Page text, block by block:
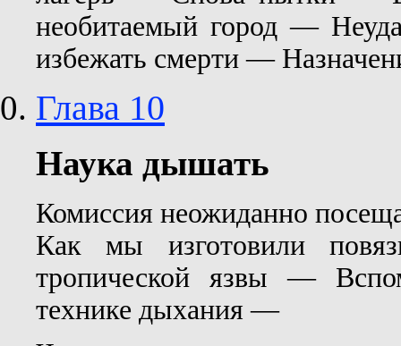
необитаемый город —
избежать смерти —
Глава 10
Наука дышать
Комиссия неожиданно
Как мы изготовили
тропической язвы —
технике дыхания —